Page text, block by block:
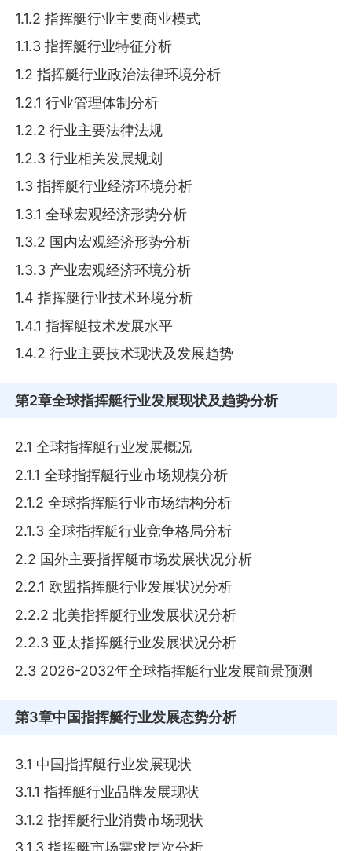
1.1.2 指挥艇行业主要商业模式
1.1.3 指挥艇行业特征分析
1.2 指挥艇行业政治法律环境分析
1.2.1 行业管理体制分析
1.2.2 行业主要法律法规
1.2.3 行业相关发展规划
1.3 指挥艇行业经济环境分析
1.3.1 全球宏观经济形势分析
1.3.2 国内宏观经济形势分析
1.3.3 产业宏观经济环境分析
1.4 指挥艇行业技术环境分析
1.4.1 指挥艇技术发展水平
1.4.2 行业主要技术现状及发展趋势
第2章全球指挥艇行业发展现状及趋势分析
2.1 全球指挥艇行业发展概况
2.1.1 全球指挥艇行业市场规模分析
2.1.2 全球指挥艇行业市场结构分析
2.1.3 全球指挥艇行业竞争格局分析
2.2 国外主要指挥艇市场发展状况分析
2.2.1 欧盟指挥艇行业发展状况分析
2.2.2 北美指挥艇行业发展状况分析
2.2.3 亚太指挥艇行业发展状况分析
2.3 2026-2032年全球指挥艇行业发展前景预测
第3章中国指挥艇行业发展态势分析
3.1 中国指挥艇行业发展现状
3.1.1 指挥艇行业品牌发展现状
3.1.2 指挥艇行业消费市场现状
3.1.3 指挥艇市场需求层次分析